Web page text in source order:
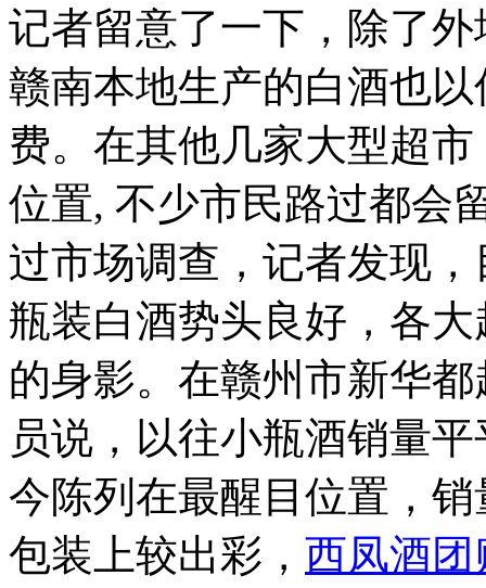
记者留意了一下，除了
赣南本地生产的白酒也
费。在其他几家大型超
位置, 不少市民路过都会
过市场调查，记者发现
瓶装白酒势头良好，各
的身影。在赣州市新华
员说，以往小瓶酒销量
今陈列在最醒目位置，
包装上较出彩， 西凤酒团